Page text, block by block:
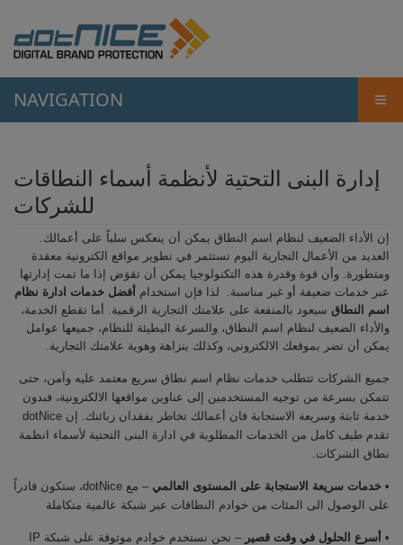
NAVIGATION ≡
إدارة البنى التحتية لأنظمة أسماء النطاقات
للشركات
إن الأداء الضعيف لنظام اسم النطاق يمكن أن ينعكس سلباً على أعمالك.
العديد من الأعمال التجارية اليوم تستثمر في تطوير مواقع الكترونية معقدة
ومتطورة. وأن قوة وقدرة هذه التكنولوجيا يمكن أن تقوَض إذا ما تمت إدارتها
عبر خدمات ضعيفة أو غير مناسبة. لذا فإن استخدام أفضل خدمات ادارة نظام
اسم النطاق سيعود بالمنفعة على علامتك التجارية الرقمية. أما تقطع الخدمة،
والأداء الضعيف لنظام اسم النطاق، والسرعة البطيئة للنظام، جميعها عوامل
يمكن أن تضر بموقعك الالكتروني، وكذلك بنزاهة وهوية علامتك التجارية.
جميع الشركات تتطلب خدمات نظام اسم نطاق سريع معتمد عليه وآمن، حتى
تتمكن بسرعة من توجيه المستخدمين إلى عناوين مواقعها الالكترونية، فبدون
خدمة ثابتة وسريعة الاستجابة فان أعمالك تخاطر بفقدان زبائنك. إن dotNice
تقدم طيف كامل من الخدمات المطلوبة في ادارة البنى التحتية لأسماء انظمة
نطاق الشركات.
• خدمات سريعة الاستجابة على المستوى العالمي
– مع dotNice، ستكون قادراً
على الوصول الى المئات من خوادم النطاقات عبر شبكة عالمية متكاملة
• أسرع الحلول في وقت قصير
– نحن نستخدم خوادم موثوقة على شبكة IP